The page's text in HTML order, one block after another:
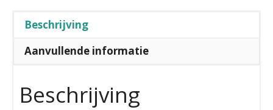
Beschrijving
Aanvullende informatie
Beschrijving